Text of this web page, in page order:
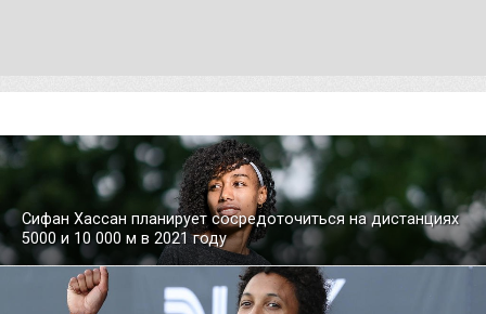
Сифан Хассан планирует сосредоточиться на дистанциях
5000 и 10 000 м в 2021 году